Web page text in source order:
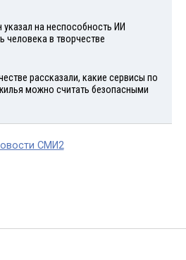
указал на неспособность ИИ
человека в творчестве
рассказали, какие сервисы по
можно считать безопасными
СМИ2